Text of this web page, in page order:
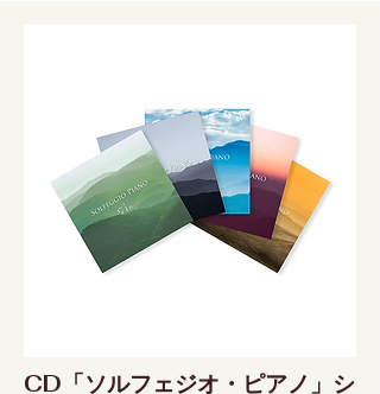
CD「ソルフェジオ・ピアノ」シ